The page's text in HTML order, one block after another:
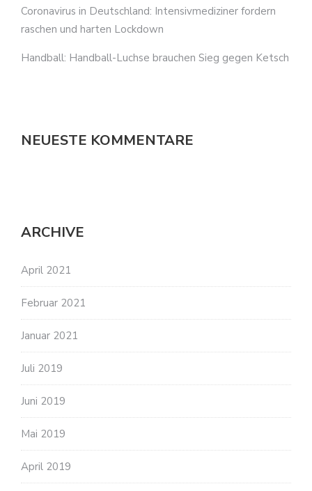
Coronavirus in Deutschland: Intensivmediziner fordern
raschen und harten Lockdown
Handball: Handball-Luchse brauchen Sieg gegen Ketsch
NEUESTE KOMMENTARE
ARCHIVE
April 2021
Februar 2021
Januar 2021
Juli 2019
Juni 2019
Mai 2019
April 2019